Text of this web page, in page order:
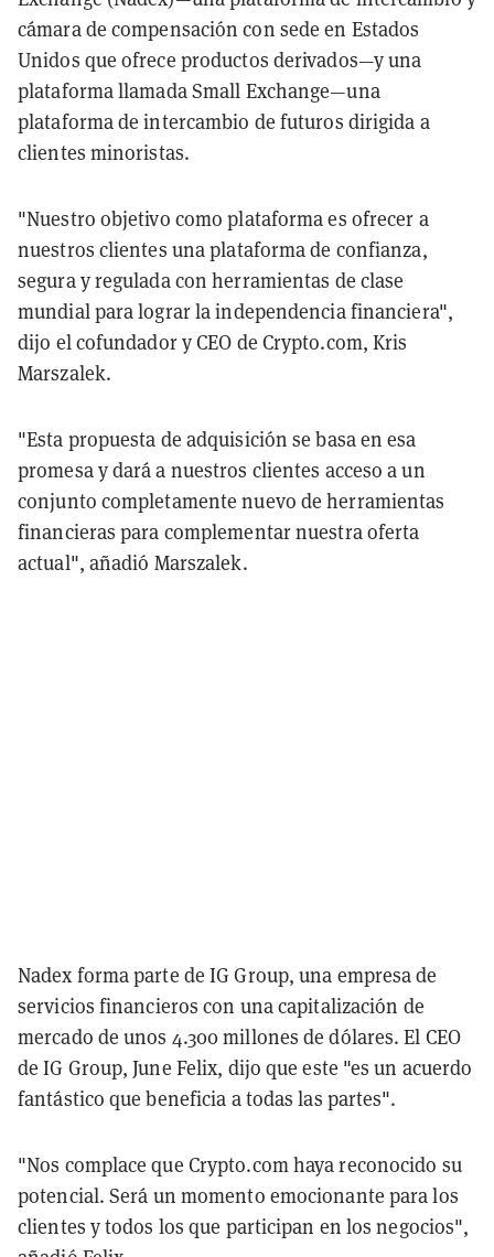
cámara de compensación con sede en Estados
Unidos que ofrece productos derivados—y una
plataforma llamada Small Exchange—una
plataforma de intercambio de futuros dirigida a
clientes minoristas.
"Nuestro objetivo como plataforma es ofrecer a
nuestros clientes una plataforma de confianza,
segura y regulada con herramientas de clase
mundial para lograr la independencia financiera",
dijo el cofundador y CEO de Crypto.com, Kris
Marszalek.
"Esta propuesta de adquisición se basa en esa
promesa y dará a nuestros clientes acceso a un
conjunto completamente nuevo de herramientas
financieras para complementar nuestra oferta
actual", añadió Marszalek.
Nadex forma parte de IG Group, una empresa de
servicios financieros con una capitalización de
mercado de unos 4.300 millones de dólares. El CEO
de IG Group, June Felix, dijo que este "es un acuerdo
fantástico que beneficia a todas las partes".
"Nos complace que Crypto.com haya reconocido su
potencial. Será un momento emocionante para los
clientes y todos los que participan en los negocios",